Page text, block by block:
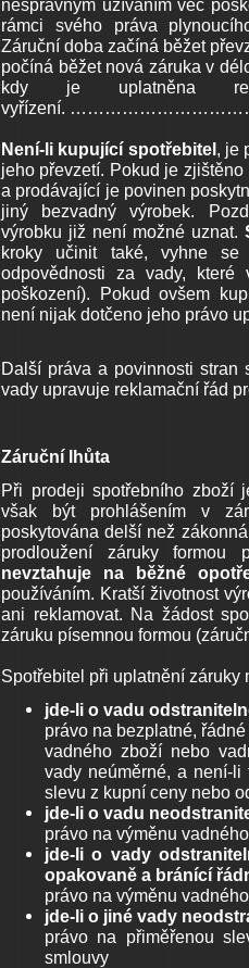
nesprávným užíváním věc
rámci svého práva
Záruční doba začíná běžet
počíná běžet nová záruka v
kdy je uplatněna
vyřízení.
Není-li kupující spotřebitel, je
jeho převzetí. Pokud je
a prodávající je povinen
jiný bezvadný výrobek.
výrobku již není možné uznat.
kroky učinit také, vyhne se
odpovědnosti za vady, které
poškození). Pokud ovšem
není nijak dotčeno jeho
Další práva a povinnosti stran
vady upravuje reklamační řád
Záruční lhůta
Při prodeji spotřebního zboží
však být prohlášením v
poskytována delší než
prodloužení záruky
nevztahuje na běžné
používáním. Kratší životnost
ani reklamovat. Na žádost
záruku písemnou formou
Spotřebitel při uplatnění záruky
jde-li o vadu
právo na bezplatné,
vadného zboží nebo
vady neúměrné, a není-li
slevu z kupní ceny nebo
jde-li o vadu
právo na výměnu
jde-li o vady
opakovaně a bránící
právo na výměnu
jde-li o jiné vady
právo na přiměřenou
smlouvy